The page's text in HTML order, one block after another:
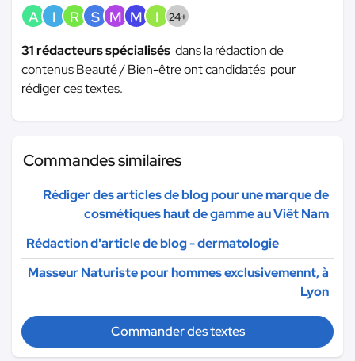
A I R S M M I 24+
31 rédacteurs spécialisés dans la rédaction de
contenus Beauté / Bien-être ont candidatés pour
rédiger ces textes.
Commandes similaires
Rédiger des articles de blog pour une marque de
cosmétiques haut de gamme au Viêt Nam
Rédaction d'article de blog - dermatologie
Masseur Naturiste pour hommes exclusivemennt, à
Lyon
Commander des textes